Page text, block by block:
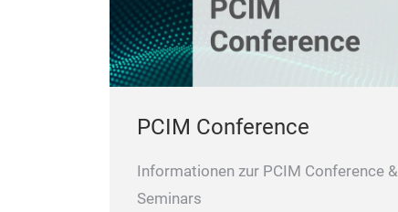
PCIM Conference
Informationen zur PCIM Conference &
Seminars